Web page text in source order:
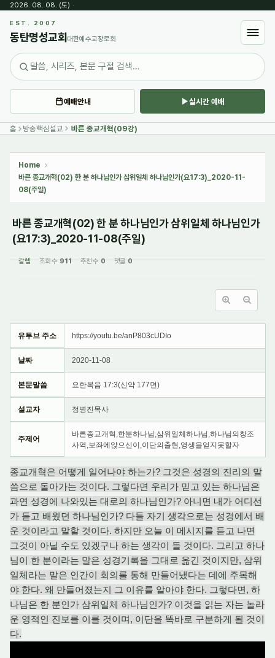
2026. 08. 08. (토) ·
EST. 2007
동탄명성교회 대한예수교장로회
예배안내 실시간 예배
홈 방송핵심설교 바른 종교개혁(09강)
Home
바른 종교개혁(02) 한 분 하나님인가 삼위일체 하나님인가(요17:3)_2020-11-
08(주일)
바른 종교개혁(02) 한 분 하나님인가 삼위일체 하나님인가
(요17:3)_2020-11-08(주일)
갈렙 조회 수911 추천 수0 댓글0
유투브 주소 https://youtu.be/anP803cUDIo
날짜 2020-11-08
본문말씀 요한복음 17:3(신약 177면)
설교자 정병진목사
주제어
바른종교개혁,한분하나님,삼위일체하나님,하나님의창조
사역,보좌에앉으신이,이단의출현,영생을얻지못할자
종교개혁은 어떻게 일어나야 하는가? 그것은 성경의 진리의 말
씀으로 돌아가는 것이다. 그렇다면 우리가 믿고 있는 하나님은
과연 성경에 나와있는 대로의 하나님인가? 아니면 내가 어디선
가 듣고 배웠던 하나님인가? 다들 자기 생각으로는 성경에서 배
운 것이라고 말할 것이다. 하지만 오늘 이 메시지를 듣고 나면
그것이 아닐 수도 있겠구나 하는 생각이 들 것이다. 그리고 하나
님이 한 분이라는 말은 성경기록을 그대로 옮긴 것이지만, 삼위
일체라는 말은 인간이 회의를 통해 만들어냈다는 데에 주목해
야 한다. 왜 만들어졌는지 그 이유를 알아야 한다. 그렇다면, 하
나님은 한 분인가 삼위일체 하나님인가? 이것을 읽는 자는 놀라
운 영적인 진보를 이를 것이며, 이단을 똑바로 구분하게 될 것이
다.
Sketchbook5, 스케치북5
Sketchbook5, 스케치북5